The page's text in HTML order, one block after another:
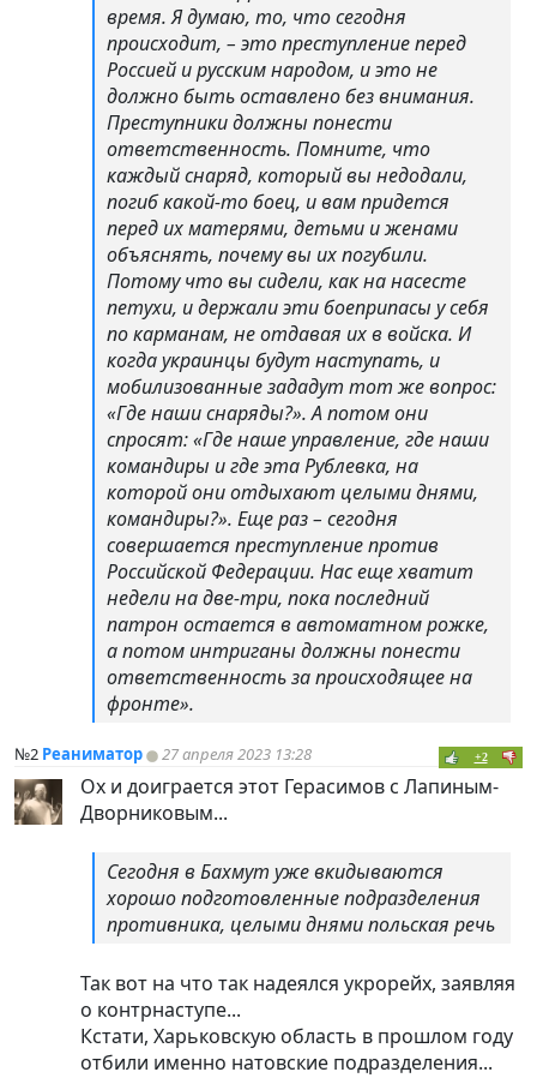
время. Я думаю, то, что сегодня
происходит, – это преступление перед
Россией и русским народом, и это не
должно быть оставлено без внимания.
Преступники должны понести
ответственность. Помните, что
каждый снаряд, который вы недодали,
погиб какой-то боец, и вам придется
перед их матерями, детьми и женами
объяснять, почему вы их погубили.
Потому что вы сидели, как на насесте
петухи, и держали эти боеприпасы у себя
по карманам, не отдавая их в войска. И
когда украинцы будут наступать, и
мобилизованные зададут тот же вопрос:
«Где наши снаряды?». А потом они
спросят: «Где наше управление, где наши
командиры и где эта Рублевка, на
которой они отдыхают целыми днями,
командиры?». Еще раз – сегодня
совершается преступление против
Российской Федерации. Нас еще хватит
недели на две-три, пока последний
патрон остается в автоматном рожке,
а потом интриганы должны понести
ответственность за происходящее на
фронте».
№2 Реаниматор 27 апреля 2023 13:28 +2
Ох и доиграется этот Герасимов с Лапиным-
Дворниковым...
Сегодня в Бахмут уже вкидываются
хорошо подготовленные подразделения
противника, целыми днями польская речь
Так вот на что так надеялся укрорейх, заявляя
о контрнаступе...
Кстати, Харьковскую область в прошлом году
отбили именно натовские подразделения...